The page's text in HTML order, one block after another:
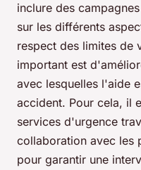
inclure des
sur les différents
respect des limites de
important est
avec lesquelles l'aide
accident. Pour cela, il
services d'urgence
collaboration avec les
pour garantir une